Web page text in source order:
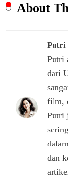
About
Putri
Putri
dari
film,
Putri
dan